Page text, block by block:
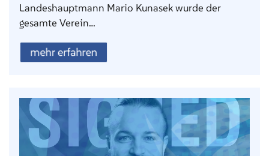
Landeshauptmann Mario Kunasek wurde der
gesamte Verein…
mehr erfahren